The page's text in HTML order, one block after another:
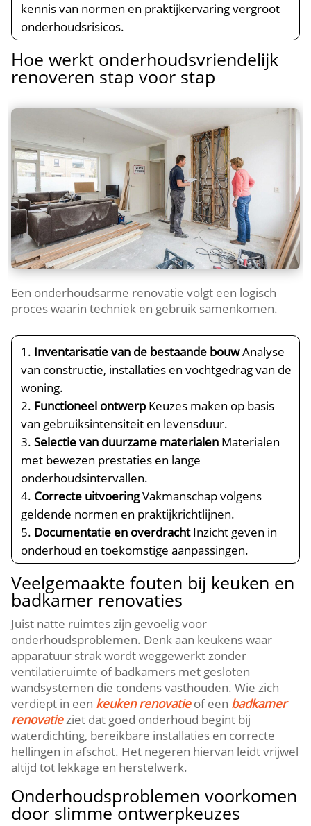
kennis van normen en praktijkervaring vergroot
onderhoudsrisicos.​
Hoe werkt onderhoudsvriendelijk
renoveren stap voor stap
Een onderhoudsarme renovatie volgt een logisch
proces waarin techniek en gebruik samenkomen.​
Inventarisatie van de bestaande bouwAnalyse
van constructie, installaties en vochtgedrag van de
woning.​
Functioneel ontwerpKeuzes maken op basis
van gebruiksintensiteit en levensduur.​
Selectie van duurzame materialen Materialen
met bewezen prestaties en lange
onderhoudsintervallen.​
Correcte uitvoeringVakmanschap volgens
geldende normen en praktijkrichtlijnen.​
Documentatie en overdrachtInzicht geven in
onderhoud en toekomstige aanpassingen.​
Veelgemaakte fouten bij keuken en
badkamer renovaties
Juist natte ruimtes zijn gevoelig voor
onderhoudsproblemen.​ Denk aan keukens waar
apparatuur strak wordt weggewerkt zonder
ventilatieruimte of badkamers met gesloten
wandsystemen die condens vasthouden.​ Wie zich
verdiept in een keuken renovatieof een badkamer
renovatieziet dat goed onderhoud begint bij
waterdichting, bereikbare installaties en correcte
hellingen in afschot.​ Het negeren hiervan leidt vrijwel
altijd tot lekkage en herstelwerk.​
Onderhoudsproblemen voorkomen
door slimme ontwerpkeuzes